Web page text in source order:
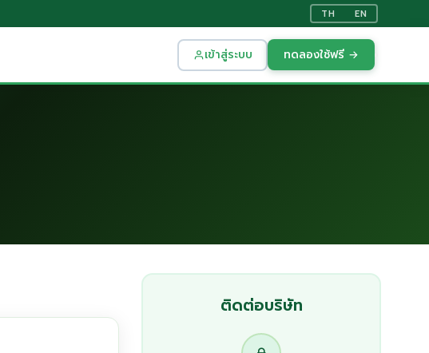
TH EN
เข้าสู่ระบบ ทดลองใช้ฟรี →
ติดต่อบริษัท